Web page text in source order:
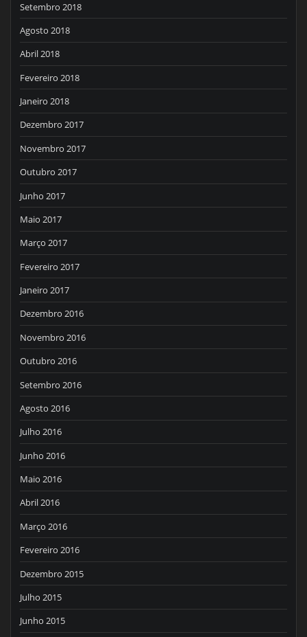
Setembro 2018
Agosto 2018
Abril 2018
Fevereiro 2018
Janeiro 2018
Dezembro 2017
Novembro 2017
Outubro 2017
Junho 2017
Maio 2017
Março 2017
Fevereiro 2017
Janeiro 2017
Dezembro 2016
Novembro 2016
Outubro 2016
Setembro 2016
Agosto 2016
Julho 2016
Junho 2016
Maio 2016
Abril 2016
Março 2016
Fevereiro 2016
Dezembro 2015
Julho 2015
Junho 2015